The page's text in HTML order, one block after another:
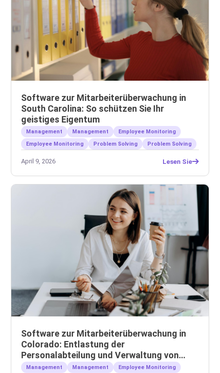
Software zur Mitarbeiterüberwachung in
South Carolina: So schützen Sie Ihr
geistiges Eigentum
Management Management
Employee Monitoring
Employee Monitoring
Problem Solving Problem Solving
April 9, 2026 Lesen Sie
Software zur Mitarbeiterüberwachung in
Colorado: Entlastung der
Personalabteilung und Verwaltung von
Remote-Teams
Management Management
Employee Monitoring